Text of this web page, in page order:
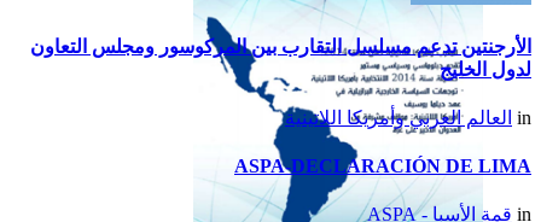
الأرجنتين تدعم مسلسل التقارب بين المركوسور ومجلس التعاون
لدول الخليج
in العالم العربي وأمريكا اللاتينية
ASPA-DECLARACIÓN DE LIMA
in قمة الأسبا - ASPA